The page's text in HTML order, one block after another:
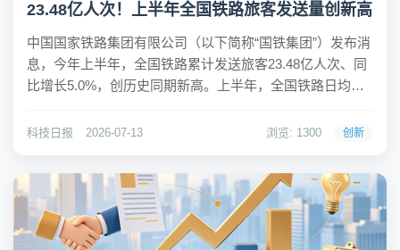
23.48亿人次！上半年全国铁路旅客发送量创新高
中国国家铁路集团有限公司（以下简称“国铁集团”）发布消
息，今年上半年，全国铁路累计发送旅客23.48亿人次、同
比增长5.0%，创历史同期新高。上半年，全国铁路日均安
运能力精准高效供给的背后，是铁路部门充分运用铁路
科技日报 2026-07-13 浏览: 1300 创新